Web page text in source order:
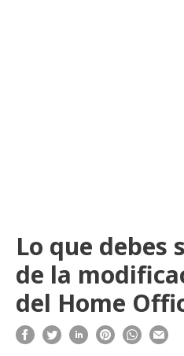
Lo que debes
de la
del Home